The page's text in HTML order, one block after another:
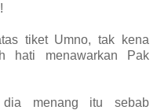
tiket Umno, tak kena
hati menawarkan Pak
menang itu sebab